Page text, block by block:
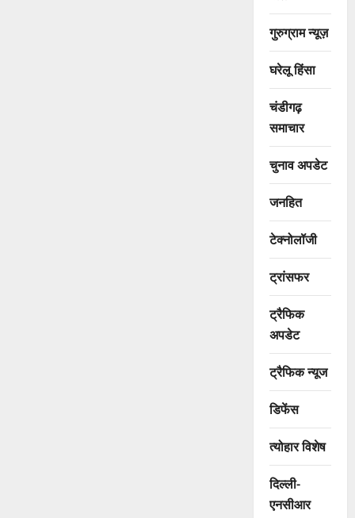
गुरुग्राम न्यूज़
घरेलू हिंसा
चंडीगढ़
समाचार
चुनाव अपडेट
जनहित
टेक्नोलॉजी
ट्रांसफर
ट्रैफिक
अपडेट
ट्रैफिक न्यूज
डिफेंस
त्योहार विशेष
दिल्ली-
एनसीआर